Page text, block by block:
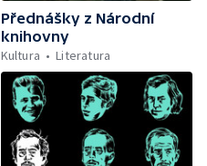
Přednášky z Národní
knihovny
Kultura
Literatura